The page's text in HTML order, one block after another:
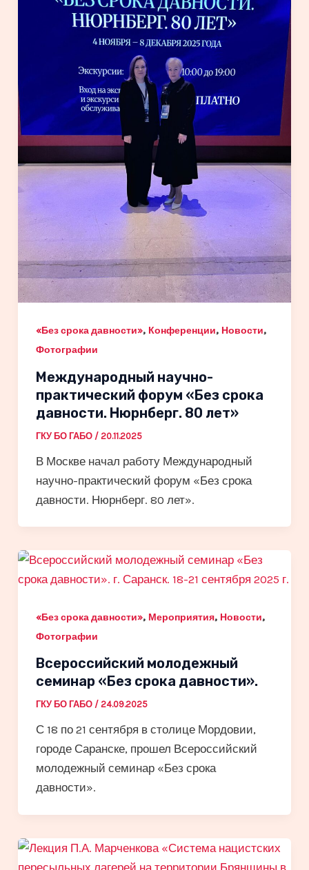
«Без срока давности», Конференции, Новости,
Фотографии
Международный научно-
практический форум «Без срока
давности. Нюрнберг. 80 лет»
ГКУ БО ГАБО / 20.11.2025
В Москве начал работу Международный
научно-практический форум «Без срока
давности. Нюрнберг. 80 лет».
«Без срока давности», Мероприятия, Новости,
Фотографии
Всероссийский молодежный
семинар «Без срока давности».
ГКУ БО ГАБО / 24.09.2025
С 18 по 21 сентября в столице Мордовии,
городе Саранске, прошел Всероссийский
молодежный семинар «Без срока
давности».